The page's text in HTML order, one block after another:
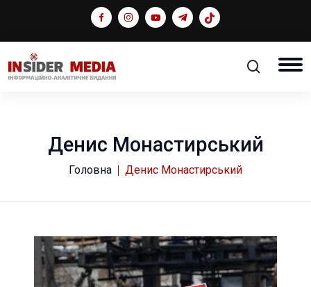
Денис Монастирський
Головна Денис Монастирський